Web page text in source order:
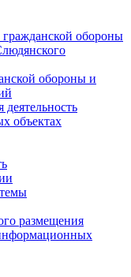
обороны
обороны и
деятельность
объектах
размещения